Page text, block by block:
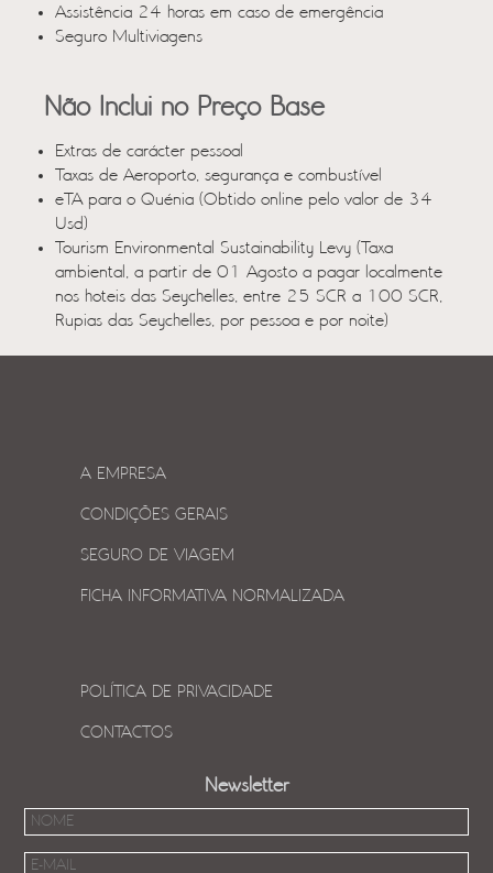
Assistência 24 horas em caso de emergência
Seguro Multiviagens
Não Inclui no Preço Base
Extras de carácter pessoal
Taxas de Aeroporto, segurança e combustível
eTA para o Quénia (Obtido online pelo valor de 34
Usd)
Tourism Environmental Sustainability Levy (Taxa
ambiental, a partir de 01 Agosto a pagar localmente
nos hoteis das Seychelles, entre 25 SCR a 100 SCR,
Rupias das Seychelles, por pessoa e por noite)
A EMPRESA
CONDIÇÕES GERAIS
SEGURO DE VIAGEM
FICHA INFORMATIVA NORMALIZADA
POLÍTICA DE PRIVACIDADE
CONTACTOS
Newsletter